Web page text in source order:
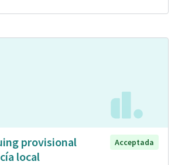
provisional
local
Acceptada